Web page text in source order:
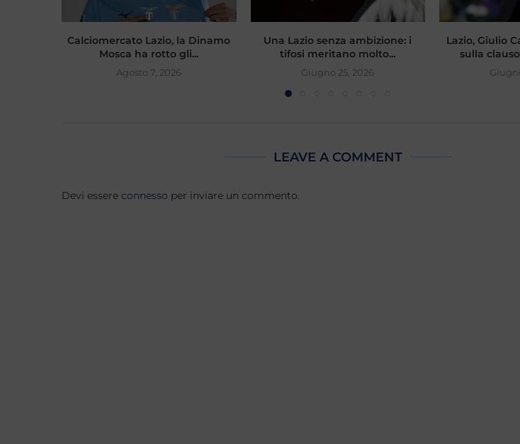
Calciomercato Lazio, la Dinamo
Mosca ha rotto gli...
Agosto 7, 2026
Una Lazio senza ambizione: i
tifosi meritano molto...
Giugno 25, 2026
Lazio, Giulio
sulla
LEAVE A COMMENT
Devi essere connesso per inviare un commento.